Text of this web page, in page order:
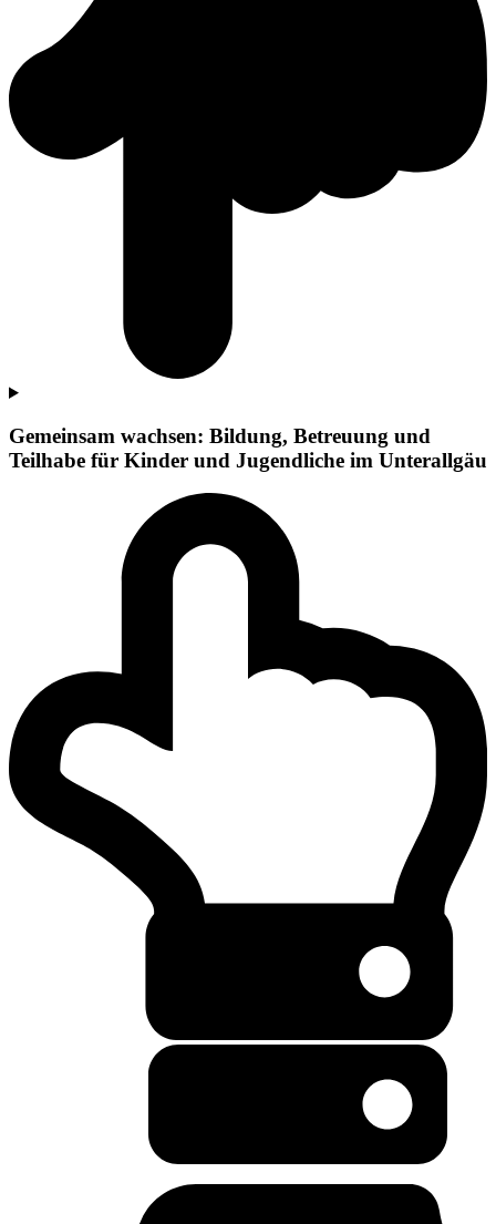
Gemeinsam wachsen: Bildung, Betreuung und
Teilhabe für Kinder und Jugendliche im Unterallgäu